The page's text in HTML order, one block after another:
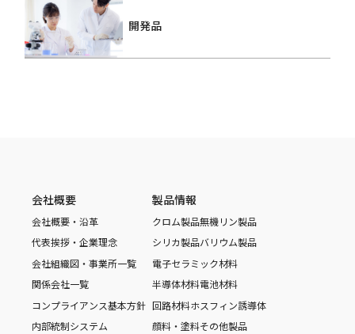
開発品
会社概要
会社概要・沿革
代表挨拶・企業理念
会社組織図・事業所一覧
関係会社一覧
コンプライアンス基本方針
内部統制システム
製品情報
クロム製品無機リン製品
シリカ製品バリウム製品
電子セラミック材料
半導体材料電池材料
回路材料ホスフィン誘導体
顔料・塗料その他製品